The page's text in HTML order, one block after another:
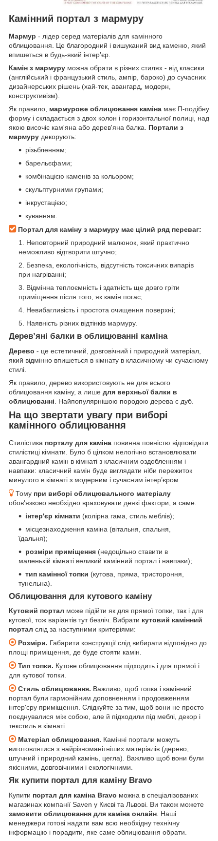
Камінний портал з мармуру
Мармур - лідер серед матеріалів для камінного
облицювання. Це благородний і вишуканий вид каменю, який
впишеться в будь-який інтер’єр.
Камін з мармуру можна обрати в різних стилях - від класики
(англійський і французький стиль, ампір, бароко) до сучасних
дизайнерських рішень (хай-тек, авангард, модерн,
конструктивізм).
Як правило, мармурове облицювання каміна має П-подібну
форму і складається з двох колон і горизонтальної полиці, над
якою височіє кам'яна або дерев'яна балка. Портали з
мармуру декорують:
різьбленням;
барельєфами;
комбінацією каменів за кольором;
скульптурними групами;
інкрустацією;
куванням.
Портал для каміну з мармуру має цілий ряд переваг:
Неповторний природний малюнок, який практично
неможливо відтворити штучно;
Безпека, екологічність, відсутність токсичних випарів
при нагріванні;
Відмінна теплоємність і здатність ще довго гріти
приміщення після того, як камін погас;
Невибагливість і простота очищення поверхні;
Наявність різних відтінків мармуру.
Дерев’яні балки в облицюванні каміна
Дерево - це естетичний, довговічний і природний матеріал,
який відмінно впишеться в кімнату в класичному чи сучасному
стилі.
Як правило, дерево використовують не для всього
облицювання каміну, а лише для верхньої балки в
облицюванні . Найпопулярнішою породою дерева є дуб.
На що звертати увагу при виборі
камінного облицювання
Стилістика порталу для каміна повинна повністю відповідати
стилістиці кімнати. Було б цілком нелогічно встановлювати
авангардний камін в кімнаті з класичним оздобленням і
навпаки: класичний камін буде виглядати ніби пережиток
минулого в кімнаті з модерним і сучасним інтер’єром.
Тому при виборі облицювального матеріалу
обов'язково необхідно враховувати деякі фактори, а саме:
інтер'єр кімнати (колірна гама, стиль меблів);
місцезнаходження каміна (вітальня, спальня,
їдальня);
розміри приміщення (недоцільно ставити в
маленькій кімнаті великий камінний портал і навпаки);
тип камінної топки (кутова, пряма, тристороння,
тунельна).
Облицювання для кутового каміну
Кутовий портал може підійти як для прямої топки, так і для
кутової, тож варіантів тут безліч. Вибрати кутовий камінний
портал слід за наступними критеріями:
Розміри. Габарити конструкції слід вибирати відповідно до
площі приміщення, де буде стояти камін.
Тип топки. Кутове облицювання підходить і для прямої і
для кутової топки.
Стиль облицювання. Важливо, щоб топка і камінний
портал були гармонійним доповненням і продовженням
інтер'єру приміщення. Слідкуйте за тим, щоб вони не просто
поєднувалися між собою, але й підходили під меблі, декор і
текстиль в кімнаті.
Матеріал облицювання. Камінні портали можуть
виготовлятися з найрізноманітніших матеріалів (дерево,
штучний і природний камінь, цегла). Важливо щоб вони були
якісними, довговічними і екологічними.
Як купити портал для каміну Bravo
Купити портал для каміна Bravo можна в спеціалізованих
магазинах компанії Saven у Києві та Львові. Ви також можете
замовити облицювання для каміна онлайн . Наші
менеджери готові надати вам всю необхідну технічну
інформацію і порадити, яке саме облицювання обрати.